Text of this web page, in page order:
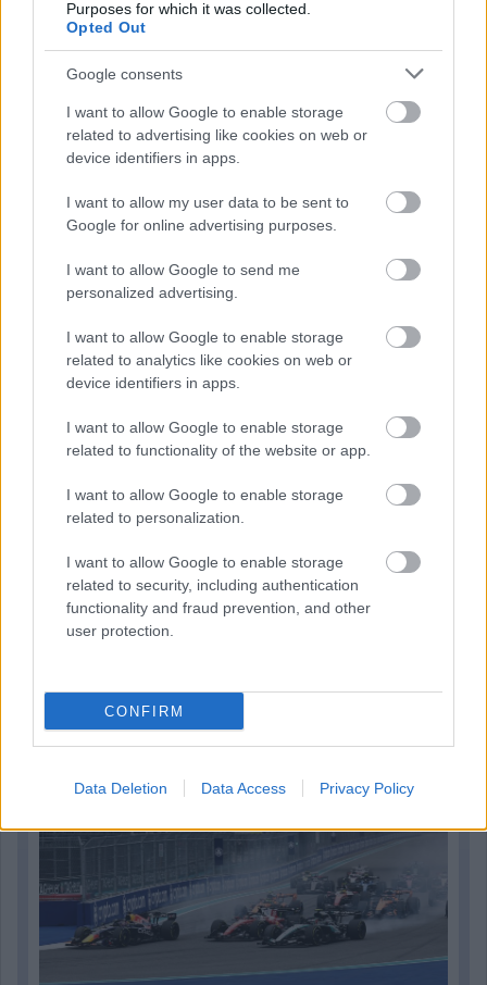
Purposes for which it was collected.
Opted Out
Google consents
I want to allow Google to enable storage
related to advertising like cookies on web or
device identifiers in apps.
I want to allow my user data to be sent to
Google for online advertising purposes.
I want to allow Google to send me
personalized advertising.
I want to allow Google to enable storage
related to analytics like cookies on web or
device identifiers in apps.
I want to allow Google to enable storage
related to functionality of the website or app.
I want to allow Google to enable storage
related to personalization.
I want to allow Google to enable storage
related to security, including authentication
functionality and fraud prevention, and other
user protection.
CONFIRM
Data Deletion Data Access Privacy Policy
15 órája
Bullhoz?
Óriási bevétel-visszaesést könyvelhetett el az F1 a
második negyedévben